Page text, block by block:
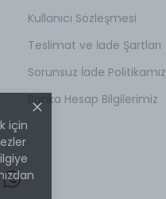
için
Kullanıcı Sözleşmesi
Teslimat ve İade Şartları
Sorunsuz İade Politikamız
Banka Hesap Bilgilerimiz